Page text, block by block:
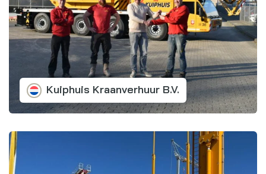
Kuiphuis Kraanverhuur B.V.